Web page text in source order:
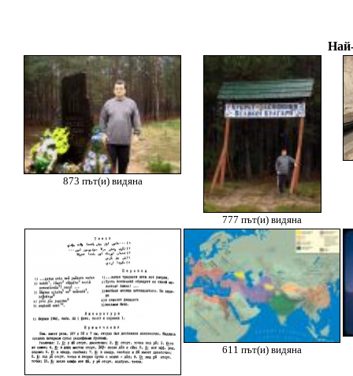
873 път(и) видяна
777 път(и) видяна
611 път(и) видяна